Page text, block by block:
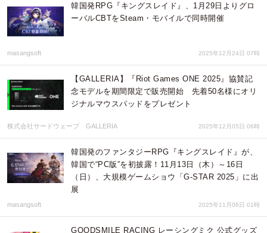
韓国発RPG『キングスレイド』、1月29日よりグロ
ーバルCBTをSteam・モバイルで同時開催
masangsoft 2025年12月24日 07時
【GALLERIA】『Riot Games ONE 2025』協賛記
念モデルを期間限定で販売開始 先着50名様にオリ
ジナルマウスパッドをプレゼント
株式会社サードウェーブ GALLERIA 2025年12月05日 06時
韓国発のファンタジーRPG『キングスレイド』が、
韓国で“PC版”を初披露！11月13日（木）～16日
（日）、大規模ゲームショウ「G-STAR 2025」に出
展
masangsoft 2025年11月06日 01時
GOODSMILE RACING レーシングミク 公式グッズ